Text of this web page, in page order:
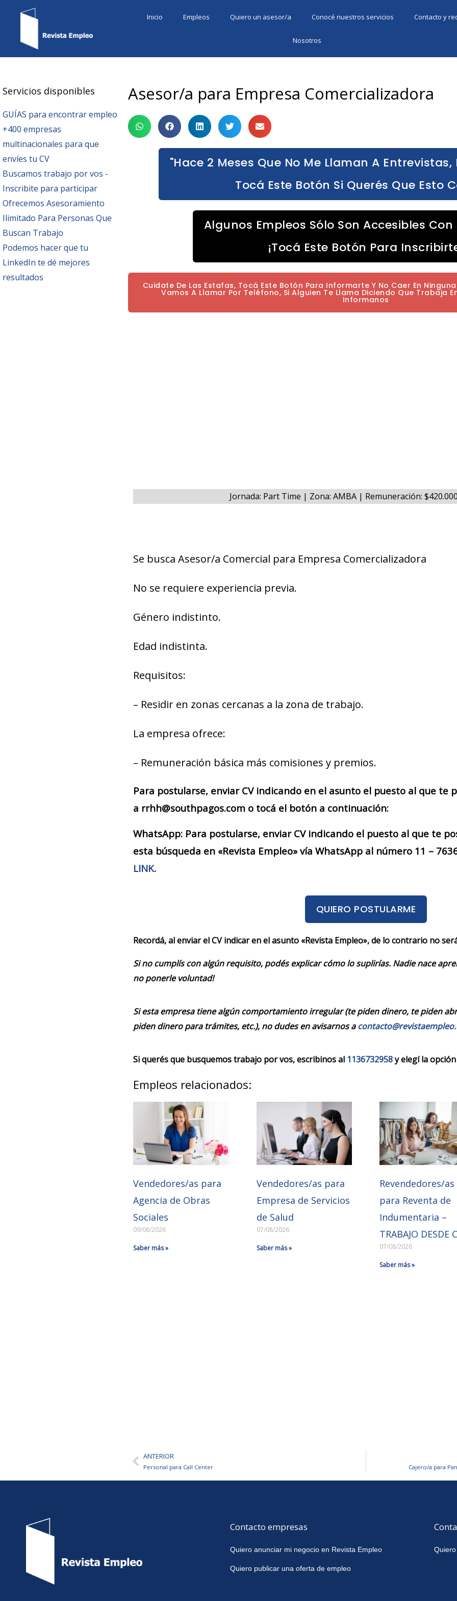
Inicio Empleos Quiero un asesor/a Conocé nuestros servicios Contacto y
Nosotros
Servicios disponibles
GUÍAS para encontrar empleo
+400 empresas
multinacionales para que
envíes tu CV
Buscamos trabajo por vos -
Inscribite para participar
Ofrecemos Asesoramiento
Ilimitado Para Personas Que
Buscan Trabajo
Podemos hacer que tu
LinkedIn te dé mejores
resultados
Asesor/a para Empresa Comercializadora
"Hace 2 Meses Que No Me Llaman A Entrevistas,
Tocá Este Botón Si Querés Que Esto
Algunos Empleos Sólo Son Accesibles
¡Tocá Este Botón Para
Cuidate De Las Estafas, Tocá Este Botón Para Informarte Y No Caer En
Vamos A Llamar Por Teléfono, Si Alguien Te Llama Diciendo Que Trabaja
Informanos
Jornada: Part Time | Zona: AMBA | Remuneración:
Se busca Asesor/a Comercial para Empresa Comercializadora
No se requiere experiencia previa.
Género indistinto.
Edad indistinta.
Requisitos:
– Residir en zonas cercanas a la zona de trabajo.
La empresa ofrece:
– Remuneración básica más comisiones y premios.
Para postularse, enviar CV indicando en el asunto el puesto al que te
a rrhh@southpagos.com o tocá el botón a continuación:
WhatsApp: Para postularse, enviar CV indicando el puesto al que te
esta búsqueda en «Revista Empleo» vía WhatsApp al número 11 –
LINK.
QUIERO POSTULARME
Recordá, al enviar el CV indicar en el asunto «Revista Empleo», de lo contrario no
Si no cumplís con algún requisito, podés explicar cómo lo suplirías. Nadie nace
no ponerle voluntad!
Si esta empresa tiene algún comportamiento irregular (te piden dinero, te piden
piden dinero para trámites, etc.), no dudes en avisarnos a
Si querés que busquemos trabajo por vos, escribinos al 1136732958y elegí la
Empleos relacionados:
Vendedores/as para
Agencia de Obras
Sociales
09/08/2026
Saber más »
Vendedores/as para
Empresa de Servicios
de Salud
07/08/2026
Saber más »
Revendedores/as
para Reventa de
Indumentaria –
TRABAJO DESDE
07/08/2026
Saber más »
AntANTERIOR
Personal para Call Center Cajero/a para
Contacto empresas
Quiero anunciar mi negocio en Revista Empleo
Quiero publicar una oferta de empleo